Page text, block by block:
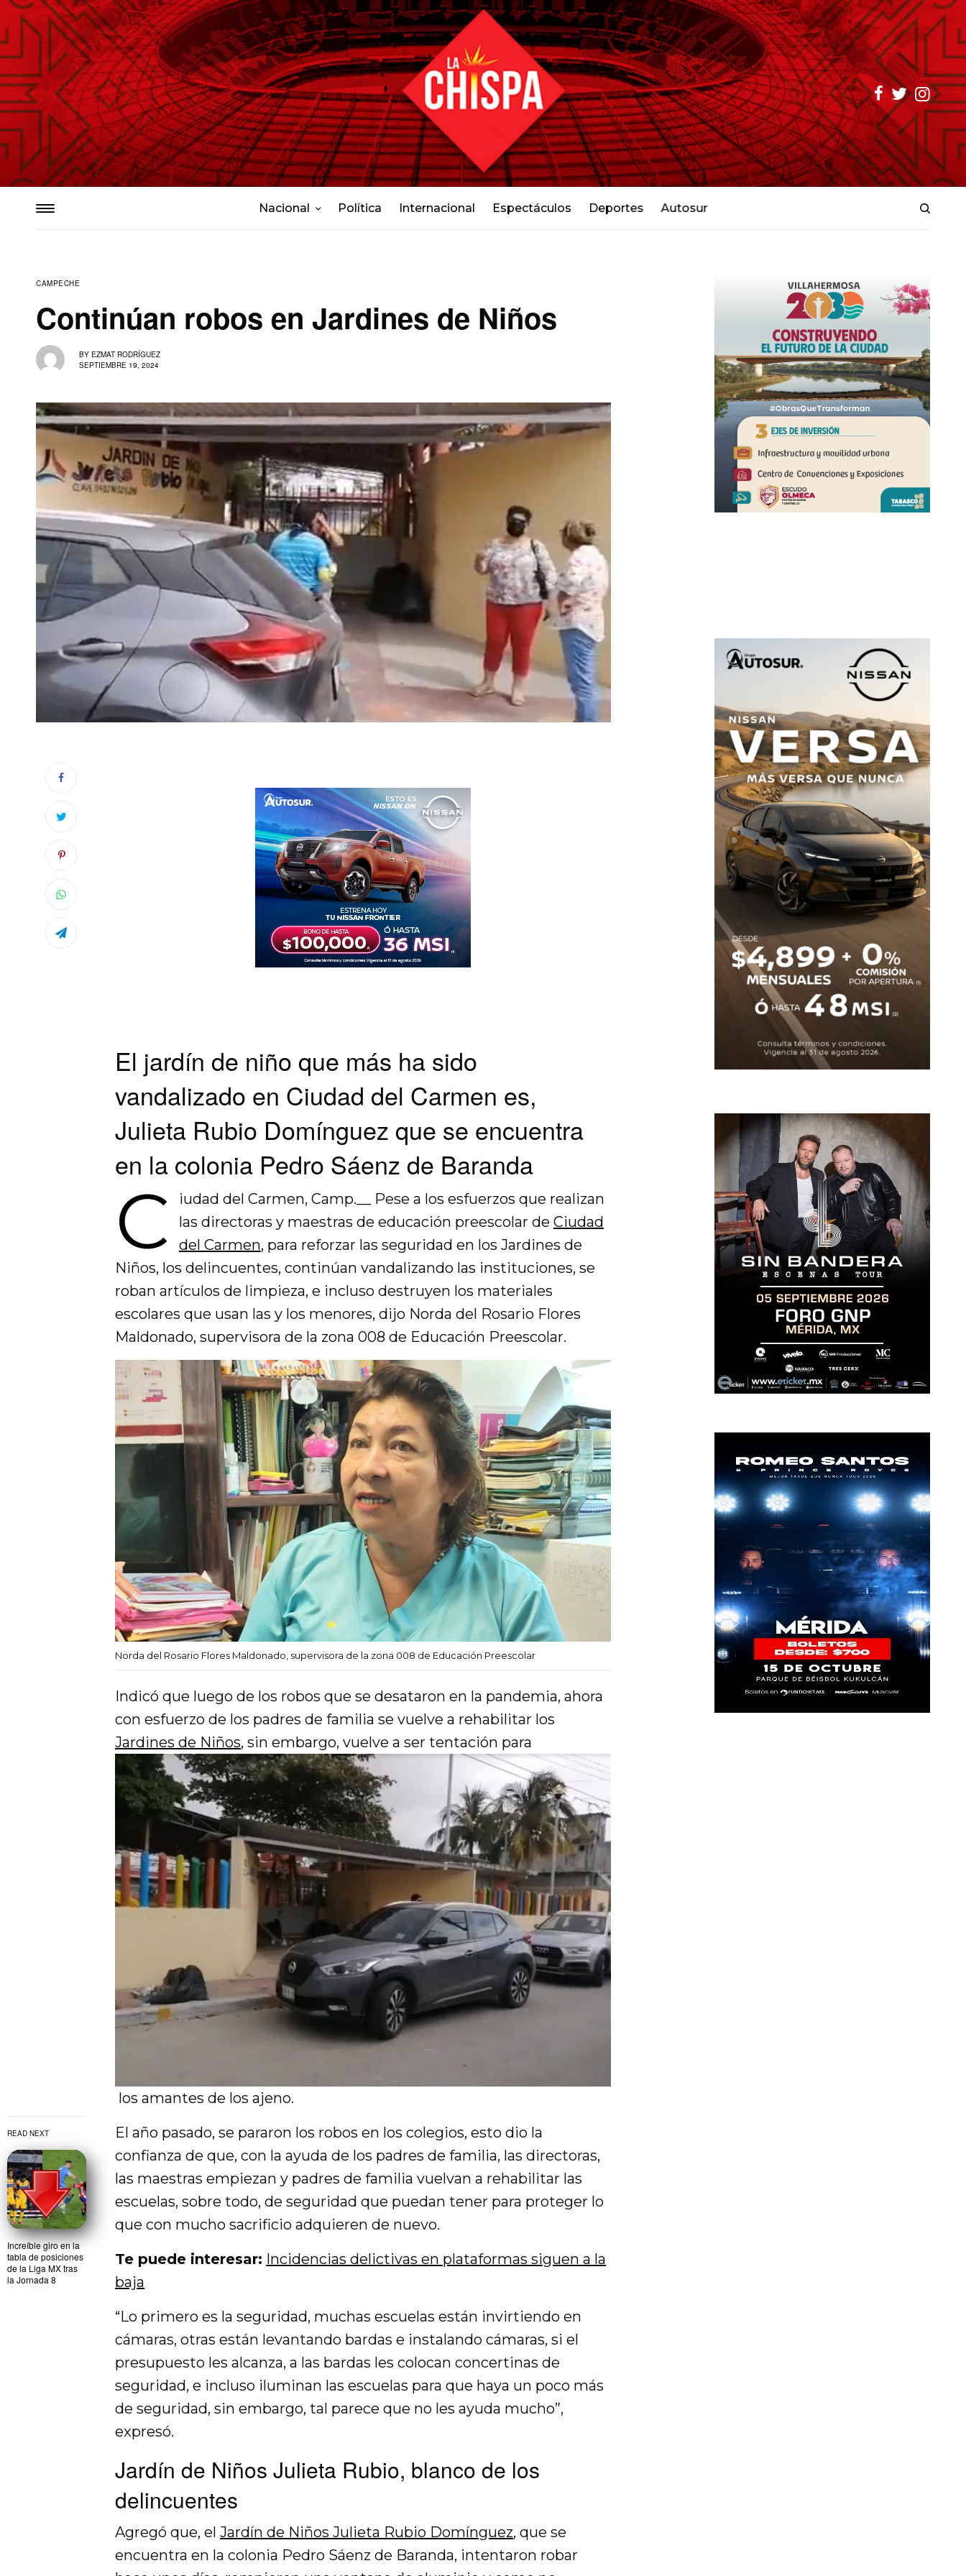
Nacional Política Internacional Espectáculos Deportes Autosur
CAMPECHE
Continúan robos en Jardines de Niños
BY EZMAT RODRÍGUEZ
SEPTIEMBRE 19, 2024
READ NEXT
Increíble giro en la
tabla de posiciones
de la Liga MX tras
la Jornada 8
El jardín de niño que más ha sido
vandalizado en Ciudad del Carmen es,
Julieta Rubio Domínguez que se encuentra
en la colonia Pedro Sáenz de Baranda
C
iudad del Carmen, Camp.__ Pese a los esfuerzos que realizan
las directoras y maestras de educación preescolar de Ciudad
del Carmen, para reforzar las seguridad en los Jardines de
Niños, los delincuentes, continúan vandalizando las instituciones, se
roban artículos de limpieza, e incluso destruyen los materiales
escolares que usan las y los menores, dijo Norda del Rosario Flores
Maldonado, supervisora de la zona 008 de Educación Preescolar.
Norda del Rosario Flores Maldonado, supervisora de la zona 008 de Educación Preescolar
Indicó que luego de los robos que se desataron en la pandemia, ahora
con esfuerzo de los padres de familia se vuelve a rehabilitar los
Jardines de Niños, sin embargo, vuelve a ser tentación para
los amantes de los ajeno.
El año pasado, se pararon los robos en los colegios, esto dio la
confianza de que, con la ayuda de los padres de familia, las directoras,
las maestras empiezan y padres de familia vuelvan a rehabilitar las
escuelas, sobre todo, de seguridad que puedan tener para proteger lo
que con mucho sacrificio adquieren de nuevo.
Te puede interesar: Incidencias delictivas en plataformas siguen a la
baja
“Lo primero es la seguridad, muchas escuelas están invirtiendo en
cámaras, otras están levantando bardas e instalando cámaras, si el
presupuesto les alcanza, a las bardas les colocan concertinas de
seguridad, e incluso iluminan las escuelas para que haya un poco más
de seguridad, sin embargo, tal parece que no les ayuda mucho”,
expresó.
Jardín de Niños Julieta Rubio, blanco de los
delincuentes
Agregó que, elJardín de Niños Julieta Rubio Domínguez, que se
encuentra en la colonia Pedro Sáenz de Baranda, intentaron robar